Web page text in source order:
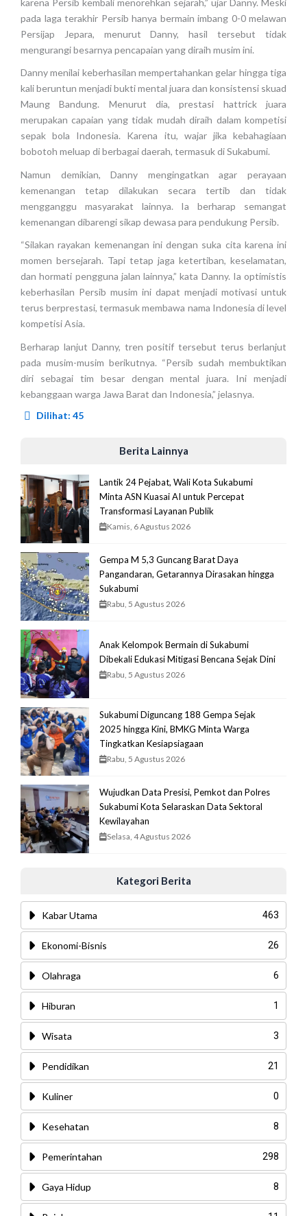
pada laga terakhir Persib hanya bermain imbang 0-0 melawan
Persijap Jepara, menurut Danny, hasil tersebut tidak
mengurangi besarnya pencapaian yang diraih musim ini.
Danny menilai keberhasilan mempertahankan gelar hingga tiga
kali beruntun menjadi bukti mental juara dan konsistensi skuad
Maung Bandung. Menurut dia, prestasi hattrick juara
merupakan capaian yang tidak mudah diraih dalam kompetisi
sepak bola Indonesia. Karena itu, wajar jika kebahagiaan
bobotoh meluap di berbagai daerah, termasuk di Sukabumi.
Namun demikian, Danny mengingatkan agar perayaan
kemenangan tetap dilakukan secara tertib dan tidak
mengganggu masyarakat lainnya. Ia berharap semangat
kemenangan dibarengi sikap dewasa para pendukung Persib.
“Silakan rayakan kemenangan ini dengan suka cita karena ini
momen bersejarah. Tapi tetap jaga ketertiban, keselamatan,
dan hormati pengguna jalan lainnya,” kata Danny. Ia optimistis
keberhasilan Persib musim ini dapat menjadi motivasi untuk
terus berprestasi, termasuk membawa nama Indonesia di level
kompetisi Asia.
Berharap lanjut Danny, tren positif tersebut terus berlanjut
pada musim-musim berikutnya. “Persib sudah membuktikan
diri sebagai tim besar dengan mental juara. Ini menjadi
kebanggaan warga Jawa Barat dan Indonesia,” jelasnya.
Dilihat: 45
Berita Lainnya
Lantik 24 Pejabat, Wali Kota Sukabumi
Minta ASN Kuasai AI untuk Percepat
Transformasi Layanan Publik
Kamis, 6 Agustus 2026
Gempa M 5,3 Guncang Barat Daya
Pangandaran, Getarannya Dirasakan hingga
Sukabumi
Rabu, 5 Agustus 2026
Anak Kelompok Bermain di Sukabumi
Dibekali Edukasi Mitigasi Bencana Sejak Dini
Rabu, 5 Agustus 2026
Sukabumi Diguncang 188 Gempa Sejak
2025 hingga Kini, BMKG Minta Warga
Tingkatkan Kesiapsiagaan
Rabu, 5 Agustus 2026
Wujudkan Data Presisi, Pemkot dan Polres
Sukabumi Kota Selaraskan Data Sektoral
Kewilayahan
Selasa, 4 Agustus 2026
Kategori Berita
Kabar Utama 463
Ekonomi-Bisnis 26
Olahraga 6
Hiburan 1
Wisata 3
Pendidikan 21
Kuliner 0
Kesehatan 8
Pemerintahan 298
Gaya Hidup 8